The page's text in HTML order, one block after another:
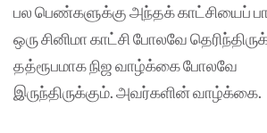
பல பெண்களுக்கு அந்தக் காட்சியைப்
ஒரு சினிமா காட்சி போலவே
தத்ரூபமாக நிஜ வாழ்க்கை போலவே
இருந்திருக்கும். அவர்களின் வாழ்க்கை.